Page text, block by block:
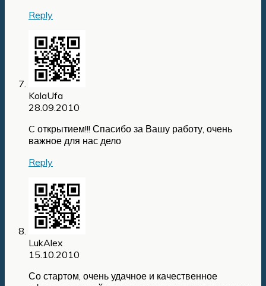
Reply
KolaUfa
28.09.2010
C открытием!!! Спасибо за Вашу работу, очень
важное для нас дело
Reply
LukAlex
15.10.2010
Со стартом, очень удачное и качественное